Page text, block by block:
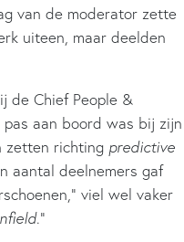
van de moderator zette
uiteen, maar deelden
de Chief People &
aan boord was bij zijn
zetten richting predictive
aantal deelnemers gaf
viel wel vaker
.”